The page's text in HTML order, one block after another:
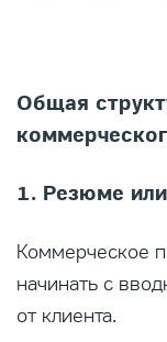
Общая
1. Резюме
Коммерческое
начинать с
от клиента.